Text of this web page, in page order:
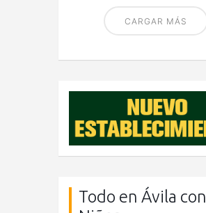
CARGAR MÁS
Todo en Ávila con